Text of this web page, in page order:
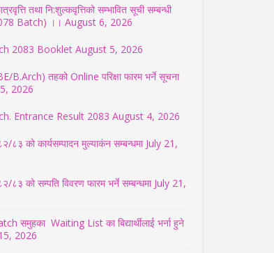
तथा नि:शुल्कवृत्तिको सम्भावित सूची सम्बन्धी
Batch) ।। August 6, 2026
2083 Booklet August 5, 2026
B.Arch) तहको Online परिक्षा फारम भर्ने सूचना
2026
Entrance Result 2083 August 4, 2026
८३ को कार्यसम्पादन मुल्याकंन सम्बन्धमा July 21,
८३ को सम्पति विवरण फारम भर्ने सम्बन्धमा July 21,
समुहका Waiting List का बिद्यार्थीलाई भर्ना हुने
2026